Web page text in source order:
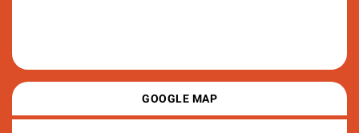
GOOGLE MAP